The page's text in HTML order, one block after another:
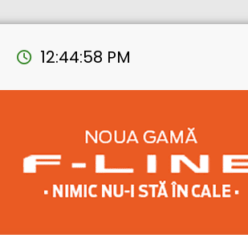
12:44:59 PM